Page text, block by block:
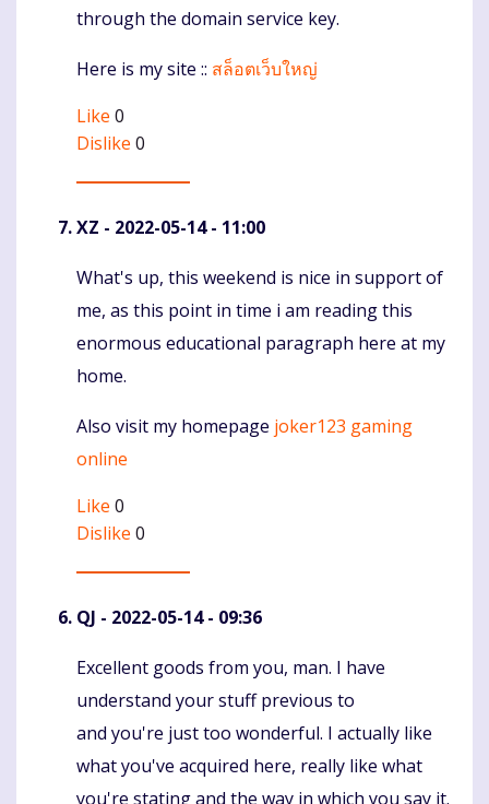
through the domain service key.
Here is my site :: สล็อตเว็บใหญ่
Like 0
Dislike 0
XZ - 2022-05-14 - 11:00
Komentaras
What's up, this weekend is nice in support of
me, as this point in time i am reading this
enormous educational paragraph here at my
home.
Also visit my homepage joker123 gaming
online
Like 0
Dislike 0
QJ - 2022-05-14 - 09:36
Komentaras
Excellent goods from you, man. I have
understand your stuff previous to
and you're just too wonderful. I actually like
what you've acquired here, really like what
you're stating and the way in which you say it.